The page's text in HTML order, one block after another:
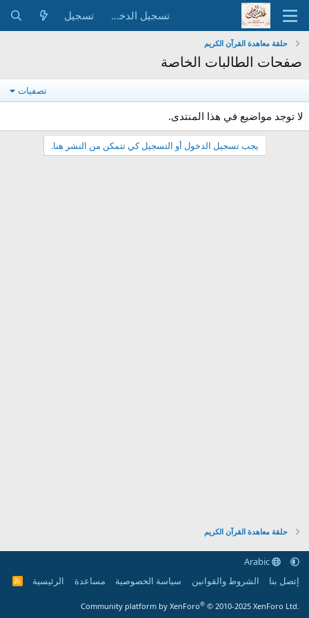
تسجيل الدخول تسجيل
حلقة معاهدة القرآن الكريم
صفحات الطالبات الخاصة
تصفيات
لا توجد مواضيع في هذا المنتدى.
يجب تسجيل الدخول أو التسجيل كي تتمكن من النشر هنا.
حلقة معاهدة القرآن الكريم
Arabic
إتصل بنا
الشروط والقوانين سياسة الخصوصية مساعدة الرئيسية
R
Community platform by XenForo® © 2010-2025 XenForo Ltd.